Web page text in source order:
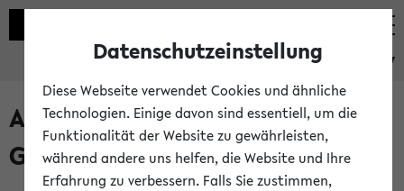
eKVV
Anlegen eines neuen
Gastzugangs
Datenschutzeinstellung
Diese Webseite verwendet Cookies und ähnliche
Technologien. Einige davon sind essentiell, um die
Funktionalität der Website zu gewährleisten,
während andere uns helfen, die Website und Ihre
Erfahrung zu verbessern. Falls Sie zustimmen,